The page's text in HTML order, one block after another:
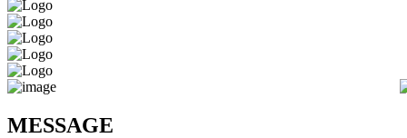
MESSAGE